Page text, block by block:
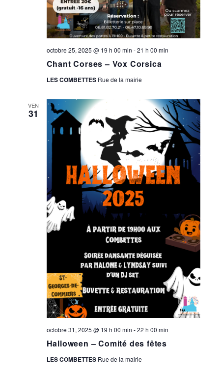
Chant Corses – Vox Corsica
octobre 25, 2025 @ 19 h 00 min -21 h 00 min
LES COMBETTES Rue de la mairie
VEN
31
Halloween – Comité des fêtes
octobre 31, 2025 @ 19 h 00 min -22 h 00 min
LES COMBETTES Rue de la mairie